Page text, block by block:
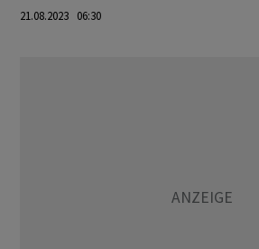
21.08.2023 06:30